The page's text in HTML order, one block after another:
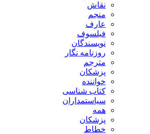
نقاش
منجم
عارف
فیلسوف
نویسندگان
روزنامه نگار
مترجم
پزشکان
خواننده
کتاب شناسی
سیاستمداران
همه
پزشکان
خطاط